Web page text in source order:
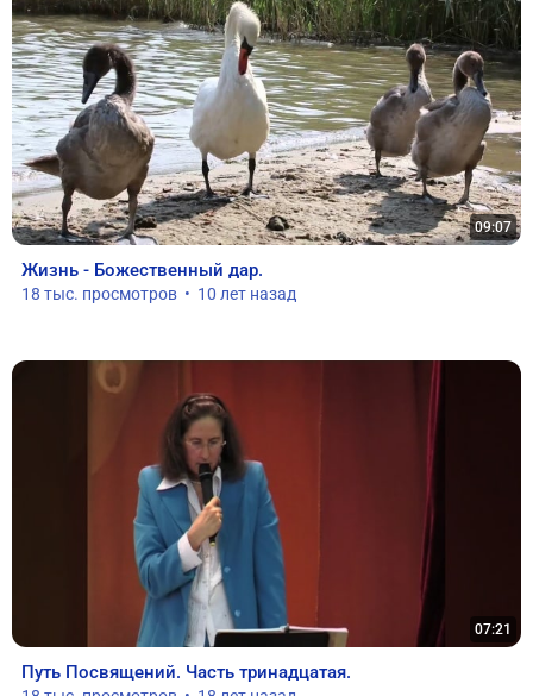
09:07
Жизнь - Божественный дар.
18 тыс. просмотров  •  10 лет назад
07:21
Путь Посвящений. Часть тринадцатая.